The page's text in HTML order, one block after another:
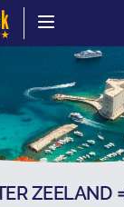
ZEELAND